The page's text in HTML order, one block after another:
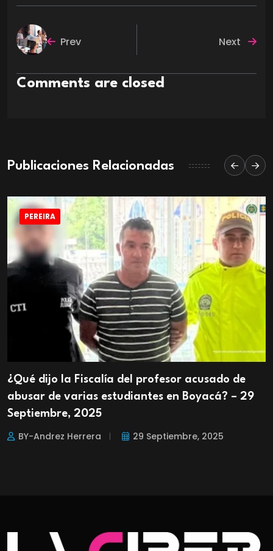
Prev Next
Comments are closed
Publicaciones Relacionadas
PEREIRA
¿Qué dijo la Fiscalía del profesor acusado de
abusar de varias estudiantes en Boyacá? – 29
Septiembre, 2025
BY-Andrez Herrera 29 Septiembre, 2025